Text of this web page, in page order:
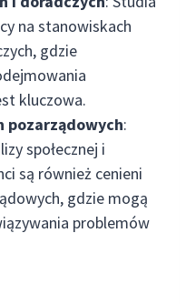
na stanowiskach
gdzie
kluczowa.
pozarządowych:
społecznej i
są również cenieni
gdzie mogą
problemów